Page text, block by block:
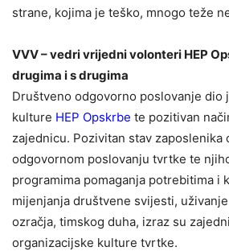
strane, kojima je teško, mnogo teže
VVV – vedri vrijedni volonteri HEP
drugima i s drugima
Društveno odgovorno poslovanje dio
kulture HEP Opskrbe te pozitivan
zajednicu. Pozivitan stav zaposlenika
odgovornom poslovanju tvrtke te
programima pomaganja potrebitima i
mijenjanja društvene svijesti,
ozračja, timskog duha, izraz su
organizacijske kulture tvrtke.